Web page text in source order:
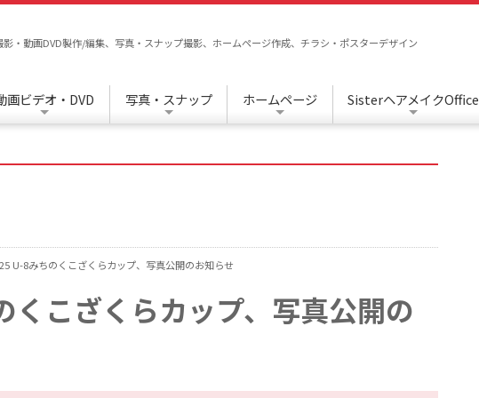
影・動画DVD製作/編集、写真・スナップ撮影、ホームページ作成、チラシ・ポスターデザイン
画ビデオ・DVD 写真・スナップ ホームページ SisterヘアメイクOffice
U-8みちのくこざくらカップ、写真公開のお知らせ
こざくらカップ、写真公開の